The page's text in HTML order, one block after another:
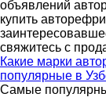
объявлений
купить
свяжитесь с
Какие марки
популярные в
Самые